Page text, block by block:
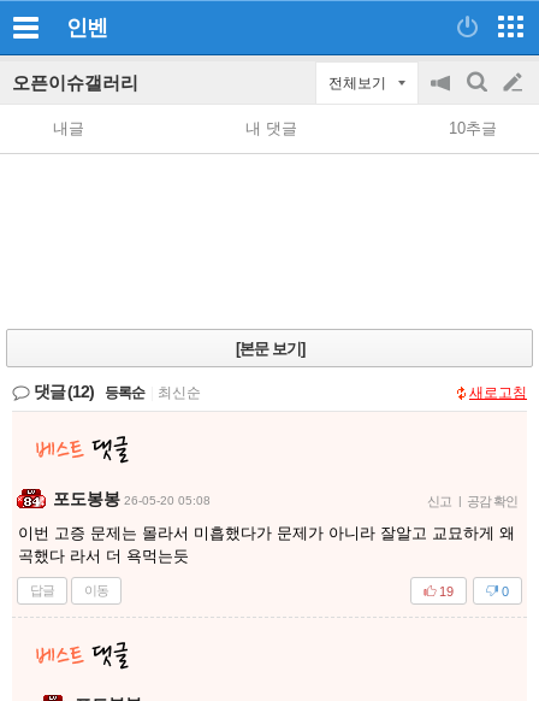
인벤
오픈이슈갤러리 전체보기
공
지
on/off
검
색
글
쓰
내글 내 댓글 10추글
[본문 보기]
댓글(12) 등록순 최신순 새로고침
포도봉봉 26-05-20 05:08 신고 | 공감 확인
이번 고증 문제는 몰라서 미흡했다가 문제가 아니라 잘알고 교묘하게 왜
곡했다 라서 더 욕먹는듯
답글 이동 0
19